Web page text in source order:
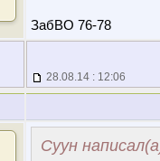
ЗабВО 76-78
28.08.14 : 12:06
Суун